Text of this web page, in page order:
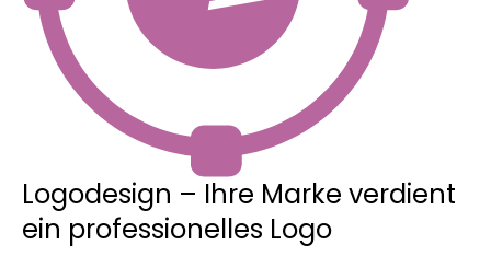
Logodesign – Ihre Marke verdient
ein professionelles Logo